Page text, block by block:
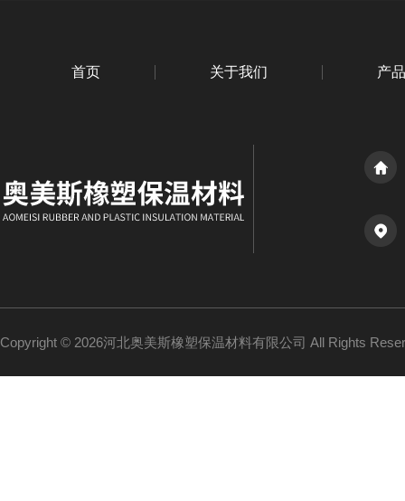
首页 关于我们 产
Copyright © 2026河北奥美斯橡塑保温材料有限公司 All Rights